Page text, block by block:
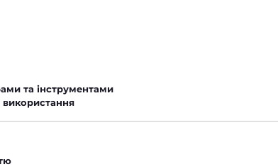
та інструментами
використання